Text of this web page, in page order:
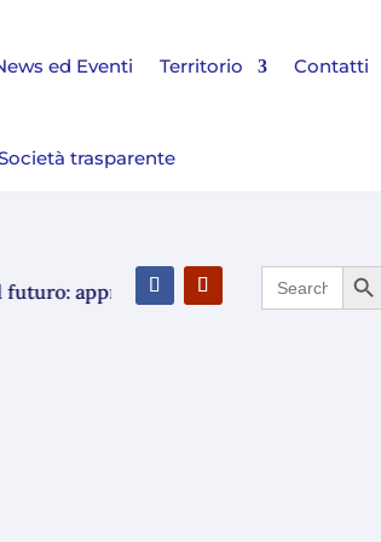
ed Eventi Territorio Contatti
trasparente
approvato il Bilancio 2025 e
Search
for:
Search